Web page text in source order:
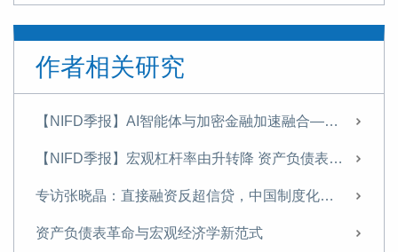
作者相关研究
【NIFD季报】AI智能体与加密金融加速融合——2026年上半年股票市场分析报告
【NIFD季报】宏观杠杆率由升转降 资产负债表修复承压——2026年二季度宏观杠杆率报告
专访张晓晶：直接融资反超信贷，中国制度化创新冒险能力持续增强｜科创资本论
资产负债表革命与宏观经济学新范式